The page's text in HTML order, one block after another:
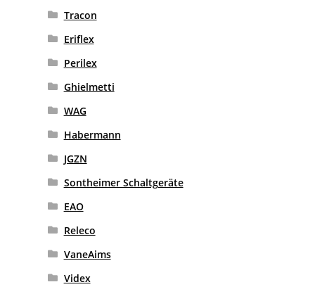
Tracon
Eriflex
Perilex
Ghielmetti
WAG
Habermann
JGZN
Sontheimer Schaltgeräte
EAO
Releco
VaneAims
Videx